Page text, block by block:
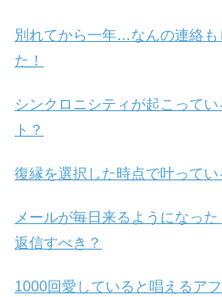
別れてから一年…なんの連絡も
た！
シンクロニシティが起こって
ト？
復縁を選択した時点で叶ってい
メールが毎日来るようになっ
返信すべき？
1000回愛していると唱えるア